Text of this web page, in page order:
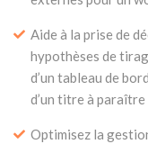
Aide à la prise de
hypothèses de
d’un tableau de
d’un titre à paraître
Optimisez la